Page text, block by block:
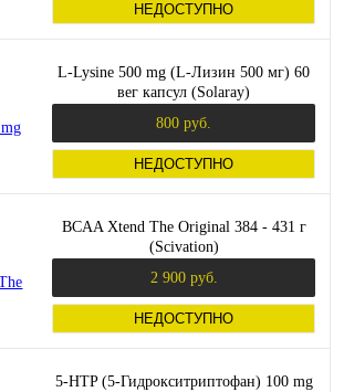
НЕДОСТУПНО
L-Lysine 500 mg (L-Лизин 500 мг) 60
вег капсул (Solaray)
800 руб.
НЕДОСТУПНО
BCAA Xtend The Original 384 - 431 г
(Scivation)
2 900 руб.
НЕДОСТУПНО
5-HTP (5-Гидрокситриптофан) 100 mg